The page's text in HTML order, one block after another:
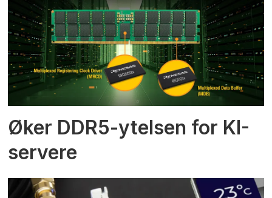
Øker DDR5-ytelsen for KI-
servere